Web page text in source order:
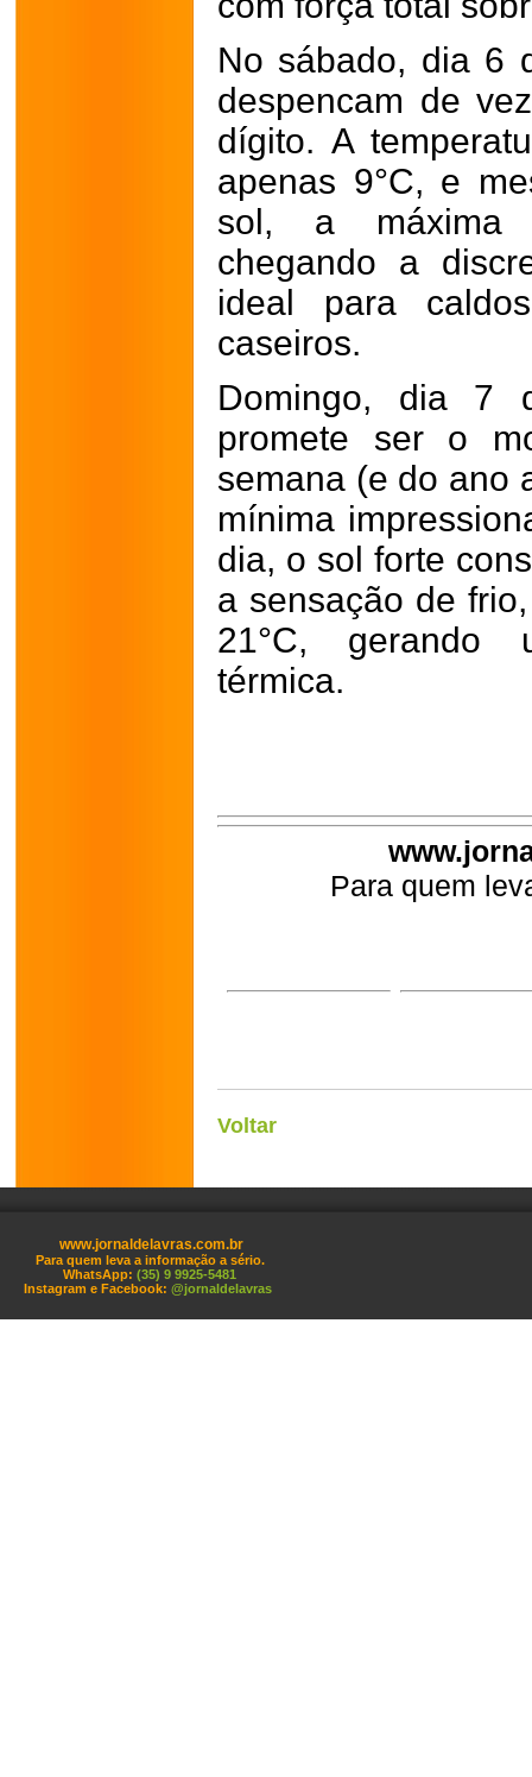
No sábado, dia 6
despencam de
dígito. A
apenas 9°C, e
sol, a máxima
chegando a
ideal para
caseiros.
Domingo, dia 7
promete ser o
semana (e do ano
mínima
dia, o sol forte
a sensação de
21°C, gerando
térmica.
Para quem
Voltar
www.jornaldelavras.com.br
Para quem leva a informação a sério.
WhatsApp: (35) 9 9925-5481
Instagram e Facebook: @jornaldelavras